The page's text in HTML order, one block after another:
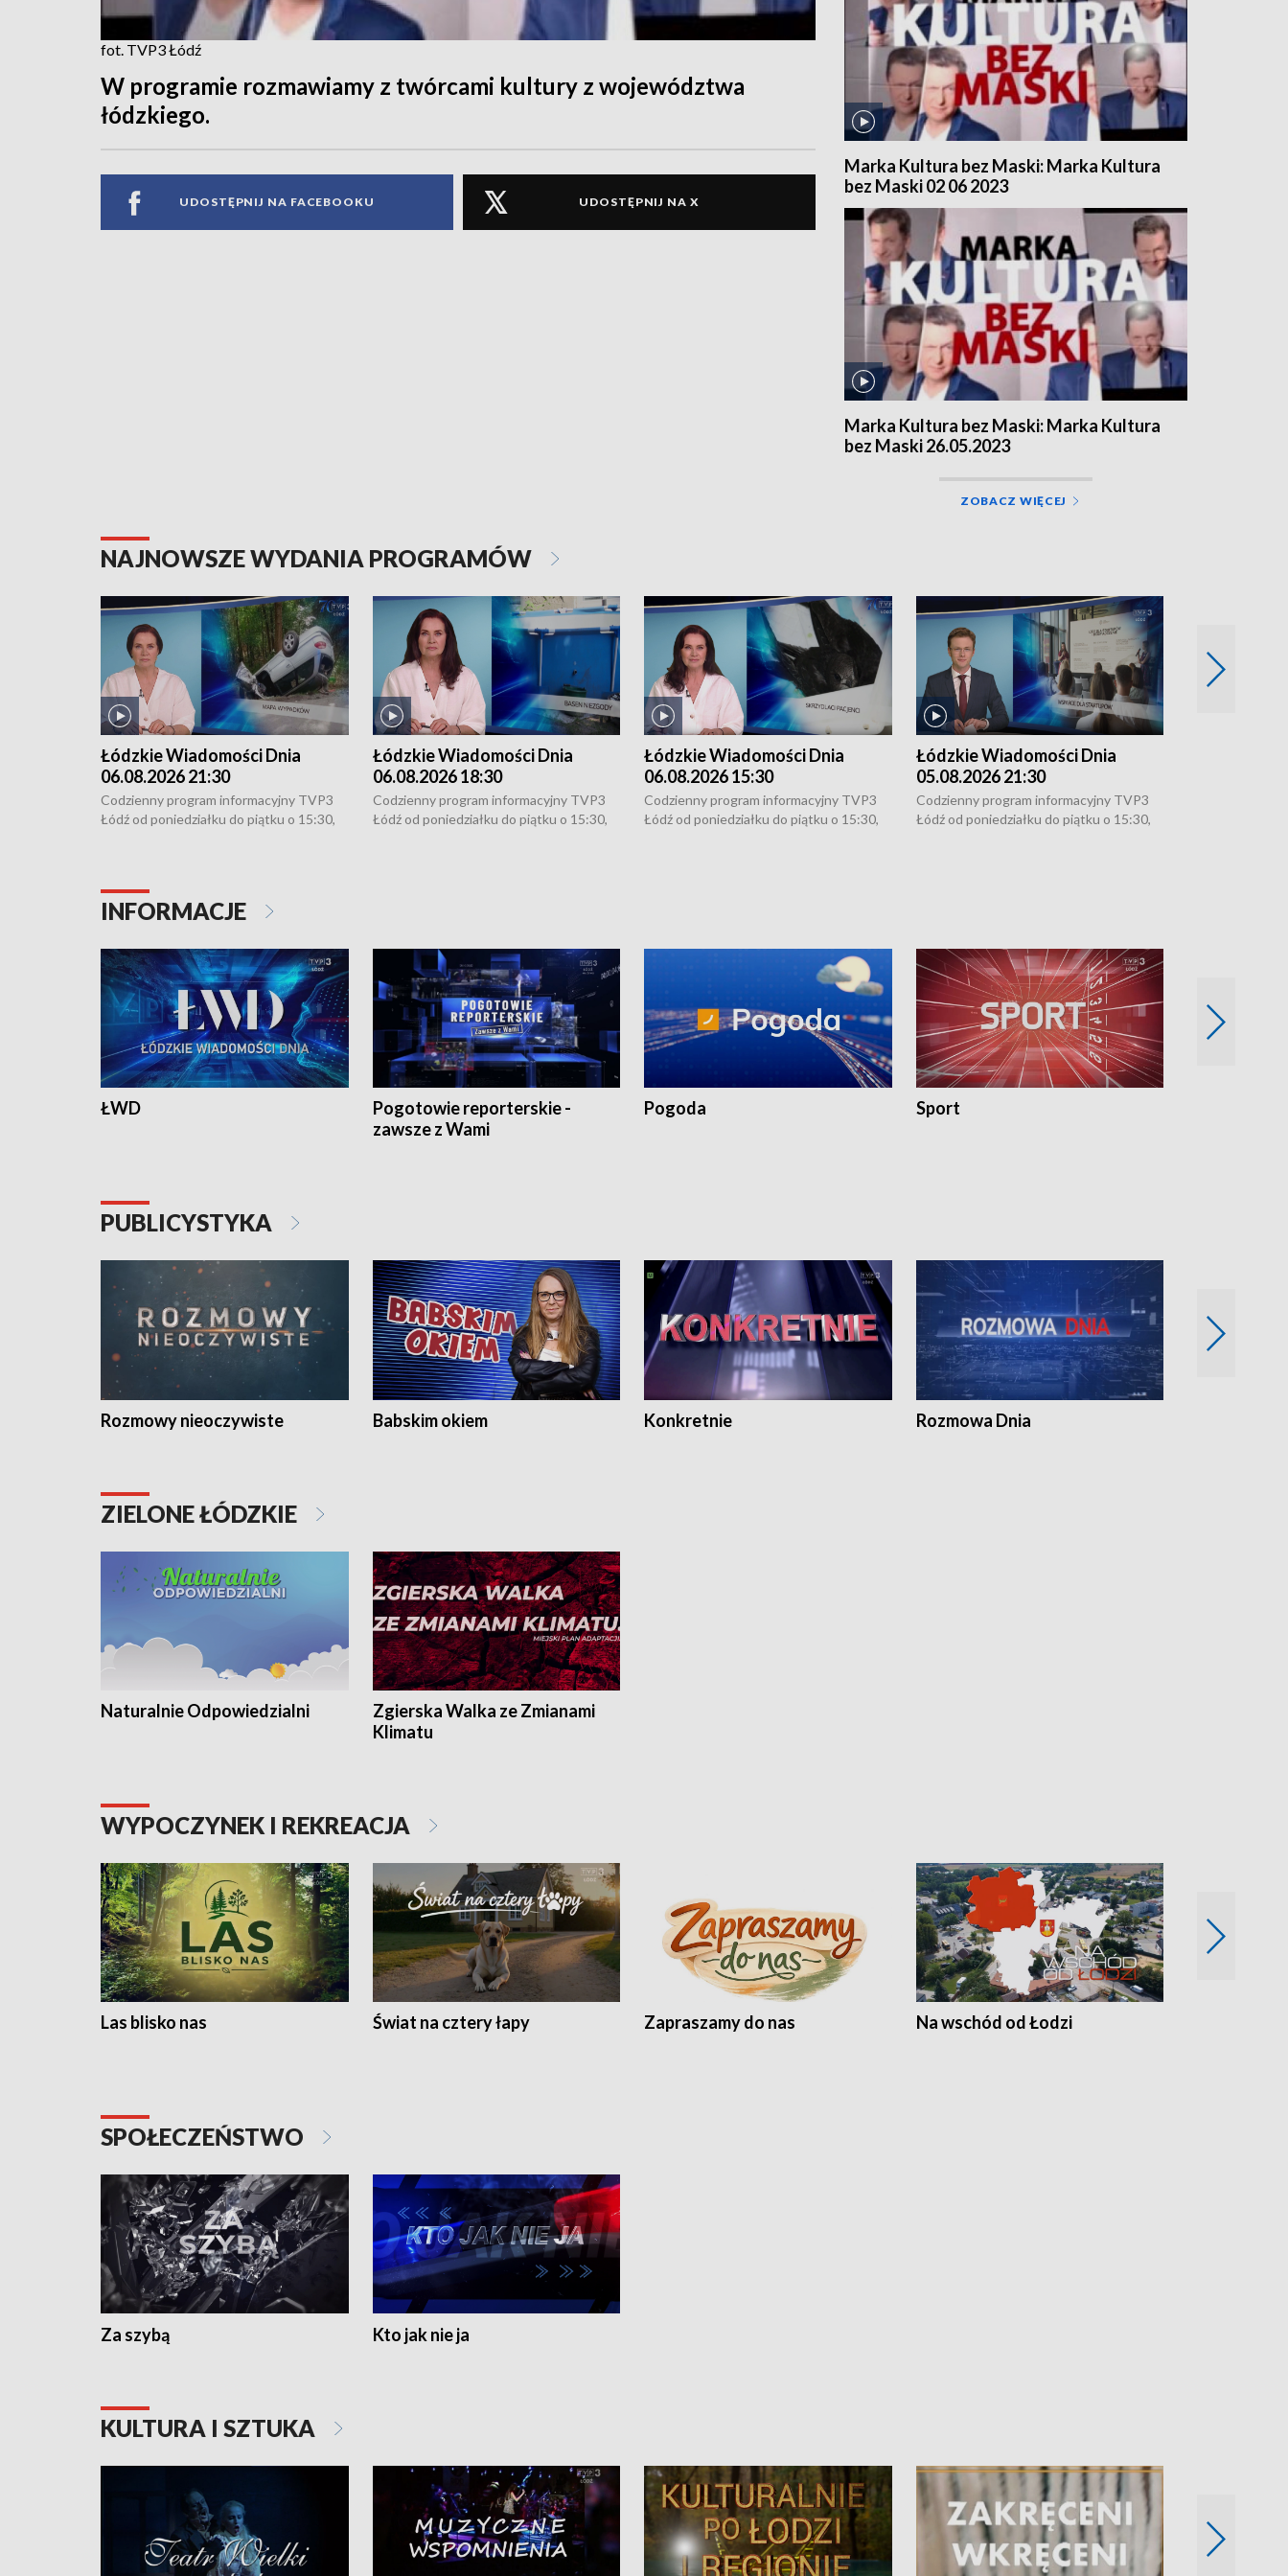
fot. TVP3 Łódź
W programie rozmawiamy z twórcami kultury z województwa
łódzkiego.
UDOSTĘPNIJ NA FACEBOOKU UDOSTĘPNIJ NA X
Marka Kultura bez Maski: Marka Kultura
bez Maski 02 06 2023
Marka Kultura bez Maski: Marka Kultura
bez Maski 26.05.2023
ZOBACZ WIĘCEJ
NAJNOWSZE WYDANIA PROGRAMÓW
Łódzkie Wiadomości Dnia
06.08.2026 21:30
Codzienny program informacyjny TVP3
Łódź od poniedziałku do piątku o 15:30,
Łódzkie Wiadomości Dnia
06.08.2026 18:30
Codzienny program informacyjny TVP3
Łódź od poniedziałku do piątku o 15:30,
Łódzkie Wiadomości Dnia
06.08.2026 15:30
Codzienny program informacyjny TVP3
Łódź od poniedziałku do piątku o 15:30,
Łódzkie Wiadomości Dnia
05.08.2026 21:30
Codzienny program informacyjny TVP3
Łódź od poniedziałku do piątku o 15:30,
INFORMACJE
ŁWD
Pogotowie reporterskie -
zawsze z Wami
Pogoda Sport
PUBLICYSTYKA
Rozmowy nieoczywiste Babskim okiem Konkretnie Rozmowa Dnia
ZIELONE ŁÓDZKIE
Naturalnie Odpowiedzialni
Zgierska Walka ze Zmianami
Klimatu
WYPOCZYNEK I REKREACJA
Las blisko nas Świat na cztery łapy Zapraszamy do nas Na wschód od Łodzi
SPOŁECZEŃSTWO
Za szybą Kto jak nie ja
KULTURA I SZTUKA